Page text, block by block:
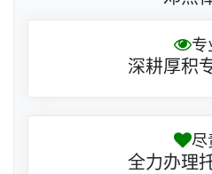
专
深耕厚积
尽
全力办理